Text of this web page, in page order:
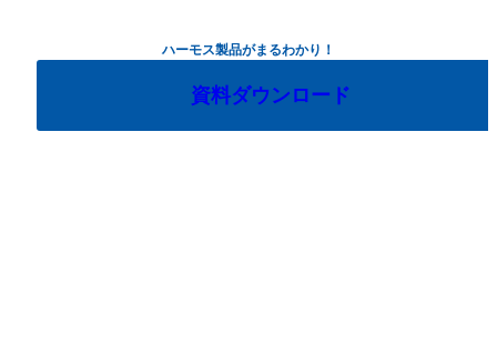
ハーモス製品がまるわかり！
資料ダウンロード